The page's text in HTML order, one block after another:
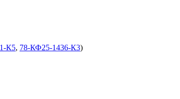
К5, 78-КФ25-1436-К3)